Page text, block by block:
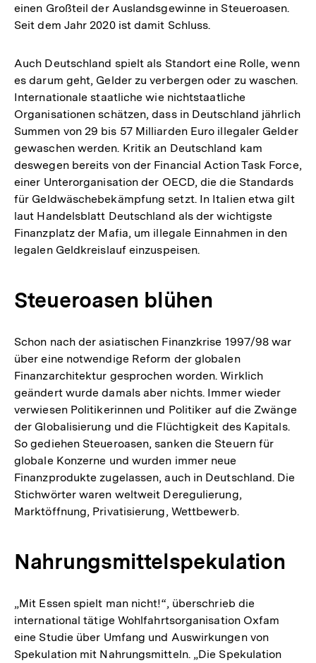
einen Großteil der Auslandsgewinne in Steueroasen.
Seit dem Jahr 2020 ist damit Schluss.
Auch Deutschland spielt als Standort eine Rolle, wenn
es darum geht, Gelder zu verbergen oder zu waschen.
Internationale staatliche wie nichtstaatliche
Organisationen schätzen, dass in Deutschland jährlich
Summen von 29 bis 57 Milliarden Euro illegaler Gelder
gewaschen werden. Kritik an Deutschland kam
deswegen bereits von der Financial Action Task Force,
einer Unterorganisation der OECD, die die Standards
für Geldwäschebekämpfung setzt. In Italien etwa gilt
laut Handelsblatt Deutschland als der wichtigste
Finanzplatz der Mafia, um illegale Einnahmen in den
legalen Geldkreislauf einzuspeisen.
Steueroasen blühen
Schon nach der asiatischen Finanzkrise 1997/98 war
über eine notwendige Reform der globalen
Finanzarchitektur gesprochen worden. Wirklich
geändert wurde damals aber nichts. Immer wieder
verwiesen Politikerinnen und Politiker auf die Zwänge
der Globalisierung und die Flüchtigkeit des Kapitals.
So gediehen Steueroasen, sanken die Steuern für
globale Konzerne und wurden immer neue
Finanzprodukte zugelassen, auch in Deutschland. Die
Stichwörter waren weltweit Deregulierung,
Marktöffnung, Privatisierung, Wettbewerb.
Nahrungsmittelspekulation
„Mit Essen spielt man nicht!“, überschrieb die
international tätige Wohlfahrtsorganisation Oxfam
eine Studie über Umfang und Auswirkungen von
Spekulation mit Nahrungsmitteln. „Die Spekulation